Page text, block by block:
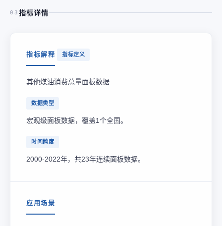
03 指标详情
指标解释 指标定义
其他煤油消费总量面板数据
数据类型
宏观级面板数据，覆盖1个全国。
时间跨度
2000-2022年，共23年连续面板数据。
应用场景